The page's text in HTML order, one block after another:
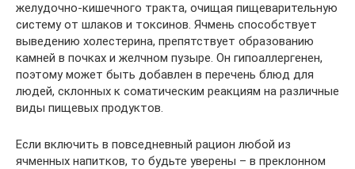
желудочно-кишечного тракта, очищая пищеварительную
систему от шлаков и токсинов. Ячмень способствует
выведению холестерина, препятствует образованию
камней в почках и желчном пузыре. Он гипоаллергенен,
поэтому может быть добавлен в перечень блюд для
людей, склонных к соматическим реакциям на различные
виды пищевых продуктов.
Если включить в повседневный рацион любой из
ячменных напитков, то будьте уверены – в преклонном